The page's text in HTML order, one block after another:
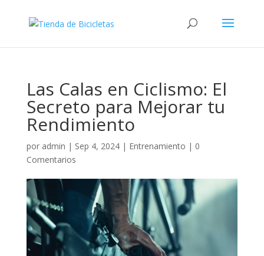
Las Calas en Ciclismo: El
Secreto para Mejorar tu
Rendimiento
por admin | Sep 4, 2024| Entrenamiento | 0
Comentarios